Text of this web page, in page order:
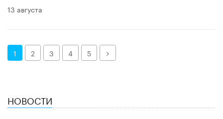
13 августа
1 2 3 4 5 Далее
НОВОСТИ